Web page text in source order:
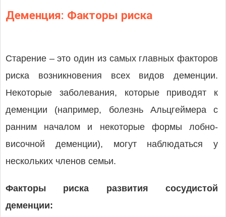
Деменция: Факторы риска
Старение – это один из самых главных факторов
риска возникновения всех видов деменции.
Некоторые заболевания, которые приводят к
деменции (например, болезнь Альцгеймера с
ранним началом и некоторые формы лобно-
височной деменции), могут наблюдаться у
нескольких членов семьи.
Факторы риска развития сосудистой
деменции: